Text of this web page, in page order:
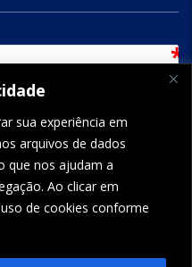
sua experiência em
arquivos de dados
que nos ajudam a
Ao clicar em
de cookies conforme